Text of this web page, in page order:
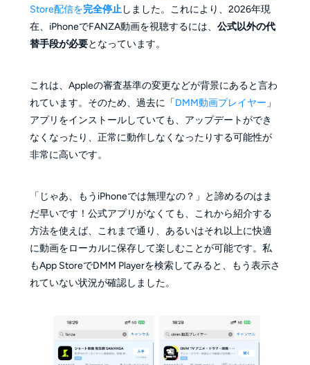
Store配信を完全停止しました。これにより、2026年現
在、iPhoneでFANZA動画を視聴するには、 公式以外の代
替手段が必要となっています。
これは、Appleの審査基準の変更などが背景にあると言わ
れています。そのため、過去に 「DMM動画プレイヤー 」
アプリをインストールしていても、アップデートができ
なくなったり、正常に動作しなくなったりする可能性が
非常に高いです。
「じゃあ、もうiPhoneでは無理なの？」と諦めるのはま
だ早いです！公式アプリがなくても、これから紹介する
方法を使えば、これまで通り、あるいはそれ以上に快適
に動画をローカルに保存して楽しむことが可能です。 私
もApp StoreでDMM Playerを検索してみると、もう表示さ
れていない状況が確認しました。